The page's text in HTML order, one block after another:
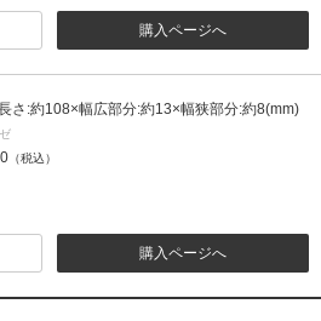
購入ページへ
さ:約108×幅広部分:約13×幅狭部分:約8(mm)
（税込）
購入ページへ